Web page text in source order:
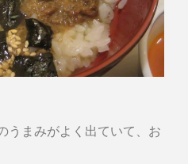
うまみがよく出ていて、お